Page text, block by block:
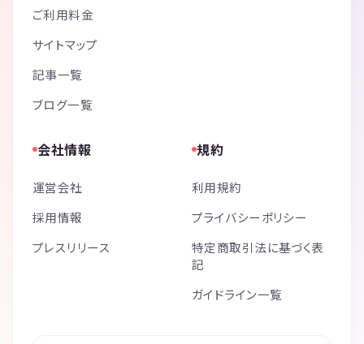
ご利用料金
サイトマップ
記事一覧
ブログ一覧
会社情報
運営会社
採用情報
プレスリリース
規約
利用規約
プライバシーポリシー
特定商取引法に基づく表
記
ガイドライン一覧